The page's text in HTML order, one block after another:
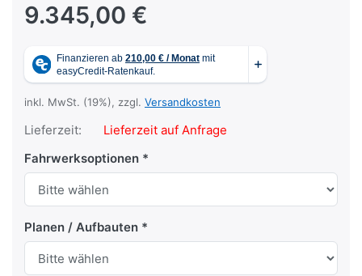
9.345,00 €
inkl. MwSt. (19%), zzgl. Versandkosten
Lieferzeit:
Lieferzeit auf Anfrage
Fahrwerksoptionen
Planen / Aufbauten